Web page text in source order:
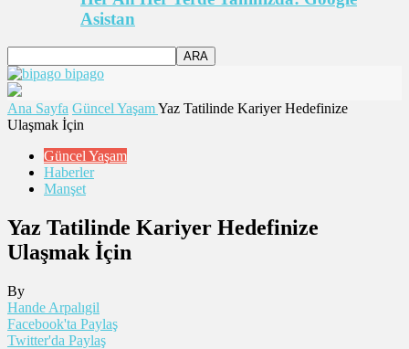
Asistan
bipago
Ana Sayfa Güncel YaşamYaz Tatilinde Kariyer Hedefinize
Ulaşmak İçin
Güncel Yaşam
Haberler
Manşet
Yaz Tatilinde Kariyer Hedefinize
Ulaşmak İçin
By
Hande Arpalıgil
Facebook'ta Paylaş
Twitter'da Paylaş